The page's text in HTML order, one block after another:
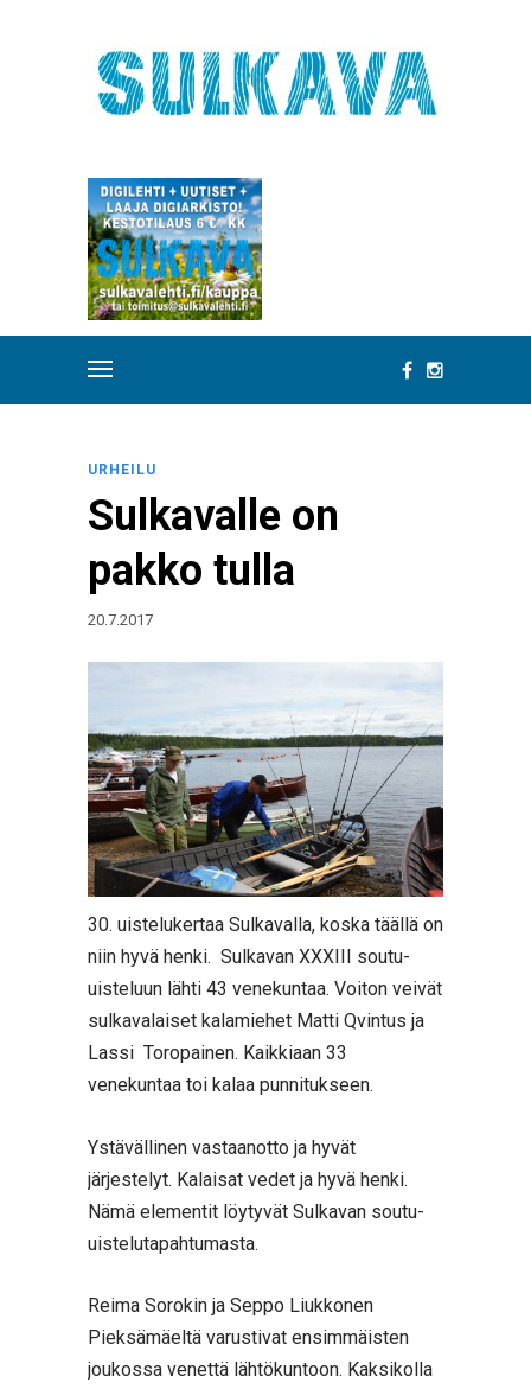
URHEILU
Sulkavalle on
pakko tulla
20.7.2017
30. uistelukertaa Sulkavalla, koska täällä on
niin hyvä henki. Sulkavan XXXIII soutu-
uisteluun lähti 43 venekuntaa. Voiton veivät
sulkavalaiset kalamiehet Matti Qvintus ja
Lassi Toropainen. Kaikkiaan 33
venekuntaa toi kalaa punnitukseen.
Ystävällinen vastaanotto ja hyvät
järjestelyt. Kalaisat vedet ja hyvä henki.
Nämä elementit löytyvät Sulkavan soutu-
uistelutapahtumasta.
Reima Sorokin ja Seppo Liukkonen
Pieksämäeltä varustivat ensimmäisten
joukossa venettä lähtökuntoon. Kaksikolla